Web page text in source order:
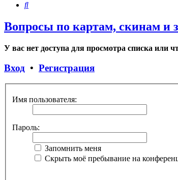
Поиск
Вопросы по картам, скинам и
У вас нет доступа для просмотра списка или
Вход • Регистрация
Имя пользователя:
Пароль:
Запомнить меня
Скрыть моё пребывание на